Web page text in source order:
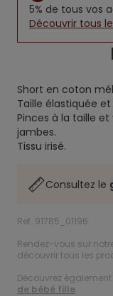
5% de tous vos
Découvrir tous
Short en coton
Taille élastiquée
Pinces à la taille
jambes.
Tissu irisé.
Consultez le
Ref. 91785_01196
Rendez-vous sur
découvrir tous les
Découvrez
de bébé fille.